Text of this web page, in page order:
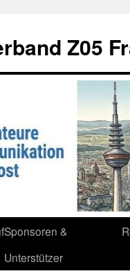
Z05
Sponsoren &
Unterstützer